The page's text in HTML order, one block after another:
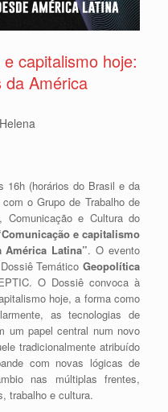
capitalismo hoje:
América
Helena
16h (horários do Brasil e da
o Grupo de Trabalho de
Comunicação e Cultura do
Comunicação e capitalismo
Latina”. O evento
Temático Geopolítica
O Dossiê convoca à
hoje, a forma como
as tecnologias de
um papel central num novo
tradicionalmente atribuído
com novas lógicas de
nas múltiplas frentes,
trabalho e cultura.